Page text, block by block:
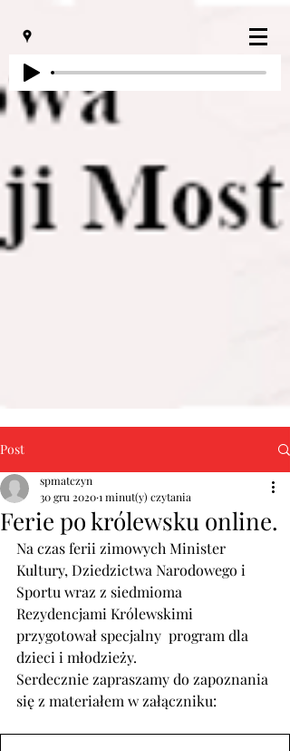
Post
Ferie po królewsku online.
spmatczyn
30 gru 20201 minut(y) czytania
Na czas ferii zimowych Minister
Kultury, Dziedzictwa Narodowego i
Sportu wraz z siedmioma
Rezydencjami Królewskimi
przygotował specjalny  program dla
dzieci i młodzieży.
Serdecznie zapraszamy do zapoznania
się z materiałem w załączniku: